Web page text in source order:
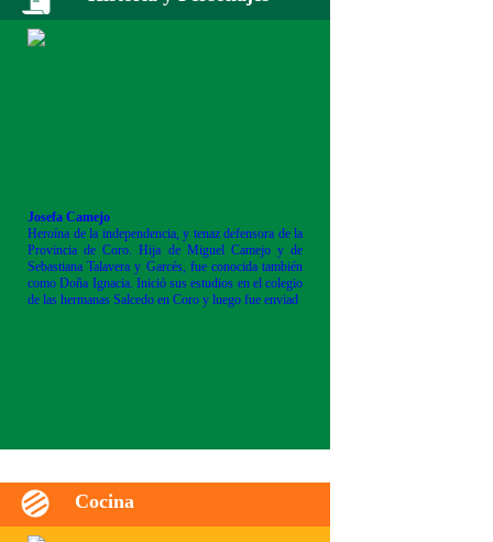
Josefa Camejo
Heroína de la independencia, y tenaz defensora de la
Provincia de Coro. Hija de Miguel Camejo y de
Sebastiana Talavera y Garcés, fue conocida también
como Doña Ignacia. Inició sus estudios en el colegio
de las hermanas Salcedo en Coro y luego fue enviad
Cocina